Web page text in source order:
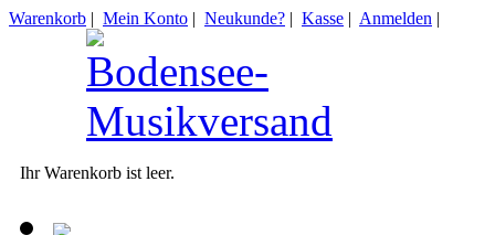
Warenkorb | Mein Konto | Neukunde? | Kasse | Anmelden |
Ihr Warenkorb ist leer.